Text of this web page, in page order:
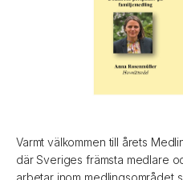
Varmt välkommen till årets
där Sveriges främsta medlare
arbetar inom medlingsområdet